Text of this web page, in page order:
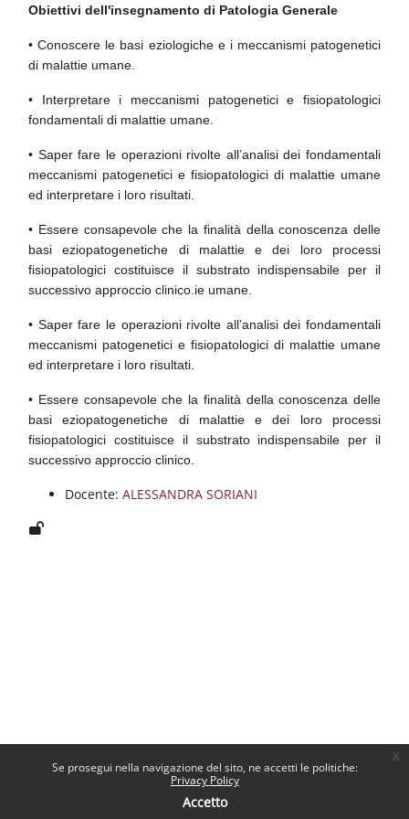
Vai al contenuto principale
Se prosegui nella navigazione del sito, ne accetti le politiche:
Privacy Policy
Accetto
x
Blocchi
Obiettivi dell'insegnamento di Patologia Generale
• Conoscere le basi eziologiche e i meccanismi patogenetici
di malattie umane.
• Interpretare i meccanismi patogenetici e fisiopatologici
fondamentali di malattie umane.
• Saper fare le operazioni rivolte all’analisi dei fondamentali
meccanismi patogenetici e fisiopatologici di malattie umane
ed interpretare i loro risultati.
• Essere consapevole che la finalità della conoscenza delle
basi eziopatogenetiche di malattie e dei loro processi
fisiopatologici costituisce il substrato indispensabile per il
successivo approccio clinico.ie umane.
• Saper fare le operazioni rivolte all’analisi dei fondamentali
meccanismi patogenetici e fisiopatologici di malattie umane
ed interpretare i loro risultati.
• Essere consapevole che la finalità della conoscenza delle
basi eziopatogenetiche di malattie e dei loro processi
fisiopatologici costituisce il substrato indispensabile per il
successivo approccio clinico.
Docente: ALESSANDRA SORIANI